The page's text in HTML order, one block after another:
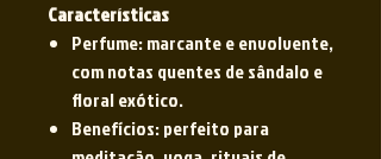
Características
Perfume: marcante e envolvente,
com notas quentes de sândalo e
floral exótico.
Benefícios: perfeito para